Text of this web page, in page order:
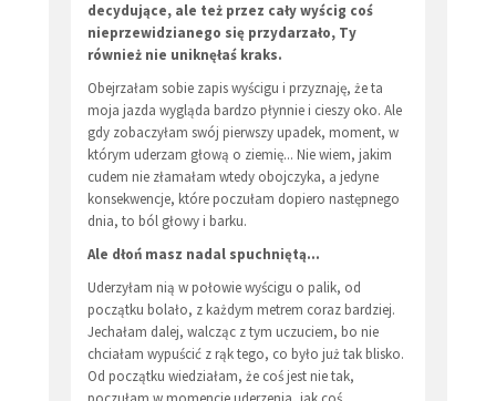
decydujące, ale też przez cały wyścig coś
nieprzewidzianego się przydarzało, Ty
również nie uniknęłaś kraks.
Obejrzałam sobie zapis wyścigu i przyznaję, że ta
moja jazda wygląda bardzo płynnie i cieszy oko. Ale
gdy zobaczyłam swój pierwszy upadek, moment, w
którym uderzam głową o ziemię... Nie wiem, jakim
cudem nie złamałam wtedy obojczyka, a jedyne
konsekwencje, które poczułam dopiero następnego
dnia, to ból głowy i barku.
Ale dłoń masz nadal spuchniętą...
Uderzyłam nią w połowie wyścigu o palik, od
początku bolało, z każdym metrem coraz bardziej.
Jechałam dalej, walcząc z tym uczuciem, bo nie
chciałam wypuścić z rąk tego, co było już tak blisko.
Od początku wiedziałam, że coś jest nie tak,